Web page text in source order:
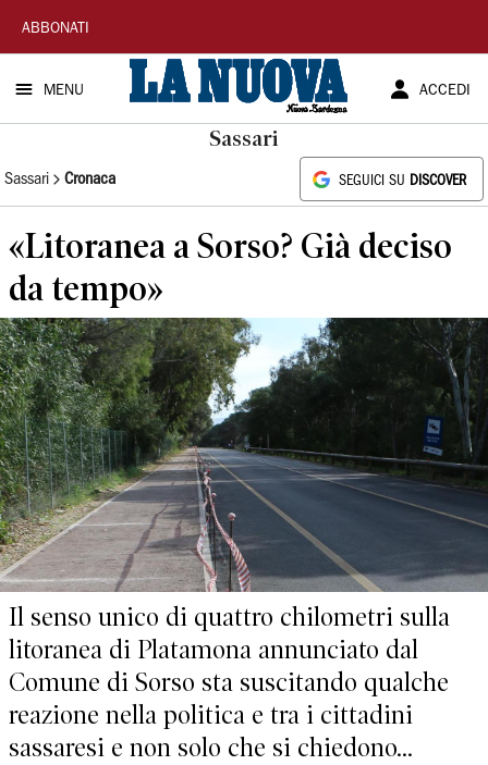
La
Nuova
Sardegna
ABBONATI
MENU ACCEDI
Sassari
Sassari Cronaca SEGUICI SU DISCOVER
«Litoranea a Sorso? Già deciso
da tempo»
Il senso unico di quattro chilometri sulla
litoranea di Platamona annunciato dal
Comune di Sorso sta suscitando qualche
reazione nella politica e tra i cittadini
sassaresi e non solo che si chiedono...